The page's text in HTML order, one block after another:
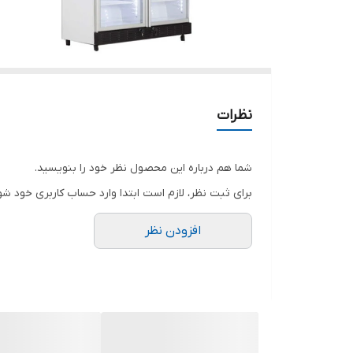
نظرات
شما هم درباره این محصول نظر خود را بنویسید.
برای ثبت نظر، لازم است ابتدا وارد حساب کاربری خود
افزودن نظر